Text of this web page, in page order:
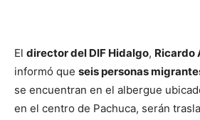
El director del DIF Hidalgo, Ricardo
informó que seis personas
se encuentran en el albergue
en el centro de Pachuca, serán